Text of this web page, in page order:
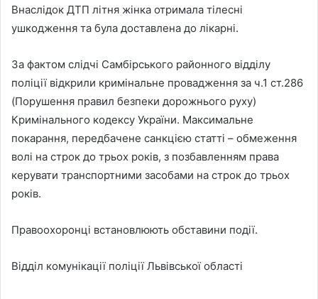
Внаслідок ДТП літня жінка отримала тілесні
ушкодження та була доставлена до лікарні.
За фактом слідчі Самбірського районного відділу
поліції відкрили кримінальне провадження за ч.1 ст.286
(Порушення правил безпеки дорожнього руху)
Кримінального кодексу України. Максимальне
покарання, передбачене санкцією статті – обмеження
волі на строк до трьох років, з позбавленням права
керувати транспортними засобами на строк до трьох
років.
Правоохоронці встановлюють обставини події.
Відділ комунікації поліції Львівської області